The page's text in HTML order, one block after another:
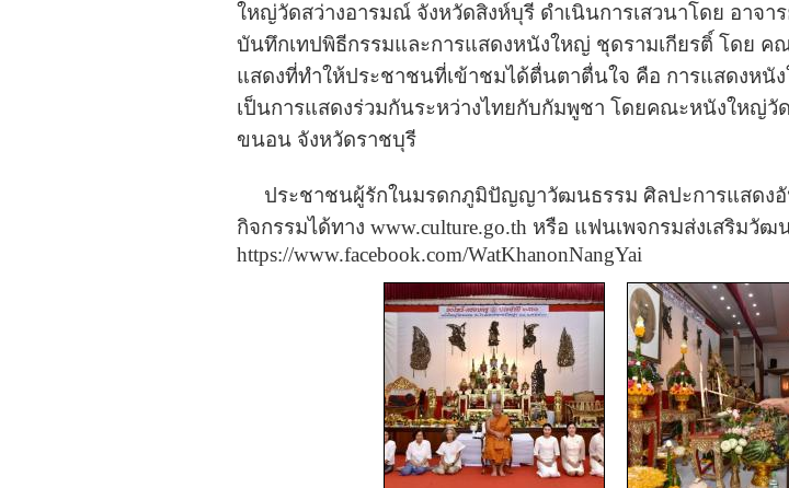
ใหญ่วัดสว่างอารมณ์ จังหวัดสิงห์บุรี ดำเนินการเสวนาโดย อาจ
บันทึกเทปพิธีกรรมและการแสดงหนังใหญ่ ชุดรามเกียรติ์ โดย
แสดงที่ทำให้ประชาชนที่เข้าชมได้ตื่นตาตื่นใจ คือ การแสดงห
เป็นการแสดงร่วมกันระหว่างไทยกับกัมพูชา โดยคณะหนังใหญ่
ขนอน จังหวัดราชบุรี
ประชาชนผู้รักในมรดกภูมิปัญญาวัฒนธรรม ศิลปะการแสดงอั
กิจกรรมได้ทาง www.culture.go.th หรือ แฟนเพจกรมส่งเสริม
https://www.facebook.com/WatKhanonNangYai